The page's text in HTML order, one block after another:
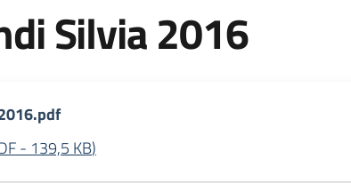
Silvia 2016
- 139,5 KB)